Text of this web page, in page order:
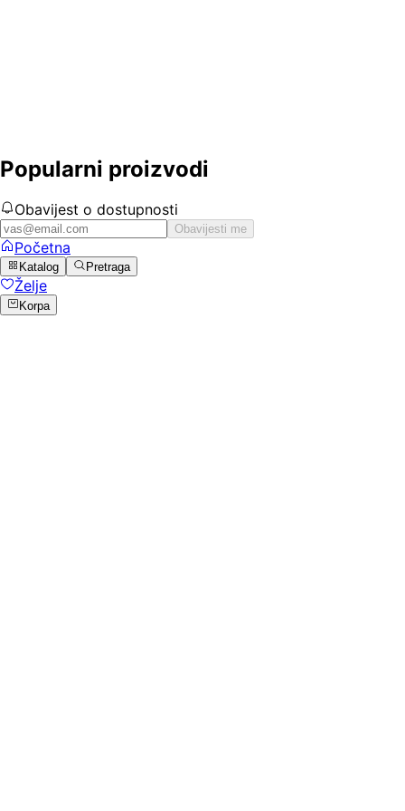
Popularni proizvodi
Obavijest o dostupnosti
Obavijesti me
Početna
Katalog Pretraga
Želje
Korpa